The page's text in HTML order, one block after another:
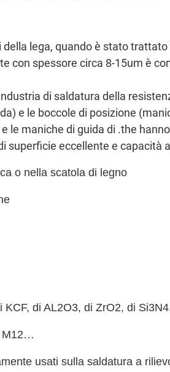
lega, quando è stato
con spessore circa 8-15um è
di saldatura della
e le boccole di posizione
le maniche di guida di .the
superficie eccellente e capacità
o nella scatola di legno
di AL2O3, di ZrO2, di
M12…
usati sulla saldatura a